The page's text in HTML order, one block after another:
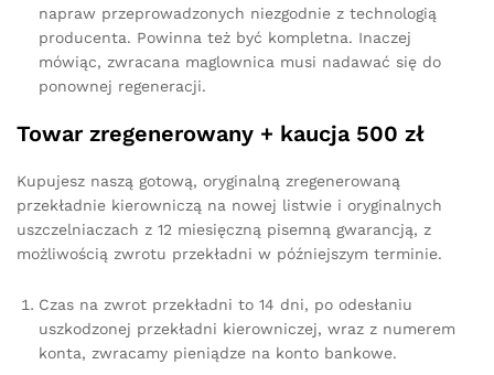
napraw przeprowadzonych niezgodnie z technologią
producenta. Powinna też być kompletna. Inaczej
mówiąc, zwracana maglownica musi nadawać się do
ponownej regeneracji.
Towar zregenerowany + kaucja 500 zł
Kupujesz naszą gotową, oryginalną zregenerowaną
przekładnie kierowniczą na nowej listwie i oryginalnych
uszczelniaczach z 12 miesięczną pisemną gwarancją, z
możliwością zwrotu przekładni w późniejszym terminie.
Czas na zwrot przekładni to 14 dni, po odesłaniu
uszkodzonej przekładni kierowniczej, wraz z numerem
konta, zwracamy pieniądze na konto bankowe.